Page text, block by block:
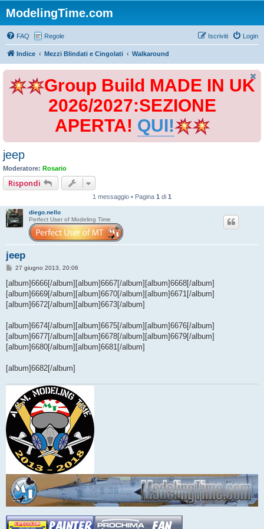
ModelingTime.com
FAQ Regole Login
Iscriviti
Indice Mezzi Blindati e Cingolati Walkaround
Group Build MADE IN UK
2026/2027:SEZIONE
APERTA! QUI!
jeep
Moderatore: Rosario
Rispondi
1 messaggio • Pagina 1 di 1
diego.nello
Perfect User of Modeling Time
jeep
M
s
a
g
o
27 giugno 2013, 20:06
[album]6666[/album][album]6667[/album][album]6668[/album]
[album]6669[/album][album]6670[/album][album]6671[/album]
[album]6672[/album][album]6673[/album]
[album]6674[/album][album]6675[/album][album]6676[/album]
[album]6677[/album][album]6678[/album][album]6679[/album]
[album]6680[/album][album]6681[/album]
[album]6682[/album]